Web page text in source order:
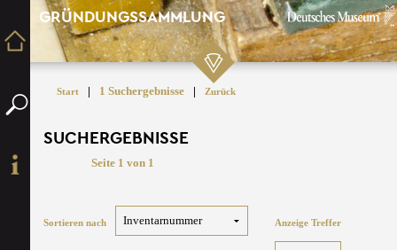
GRÜNDUNGSSAMMLUNG
Start | 1 Suchergebnisse | Zurück
SUCHERGEBNISSE
Seite 1 von 1
Sortieren nach Anzeige Treffer